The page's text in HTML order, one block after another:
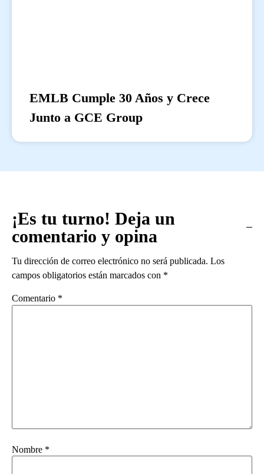
EMLB Cumple 30 Años y Crece
Junto a GCE Group
¡Es tu turno! Deja un
comentario y opina
Tu dirección de correo electrónico no será publicada. Los
campos obligatorios están marcados con *
Comentario *
Nombre *